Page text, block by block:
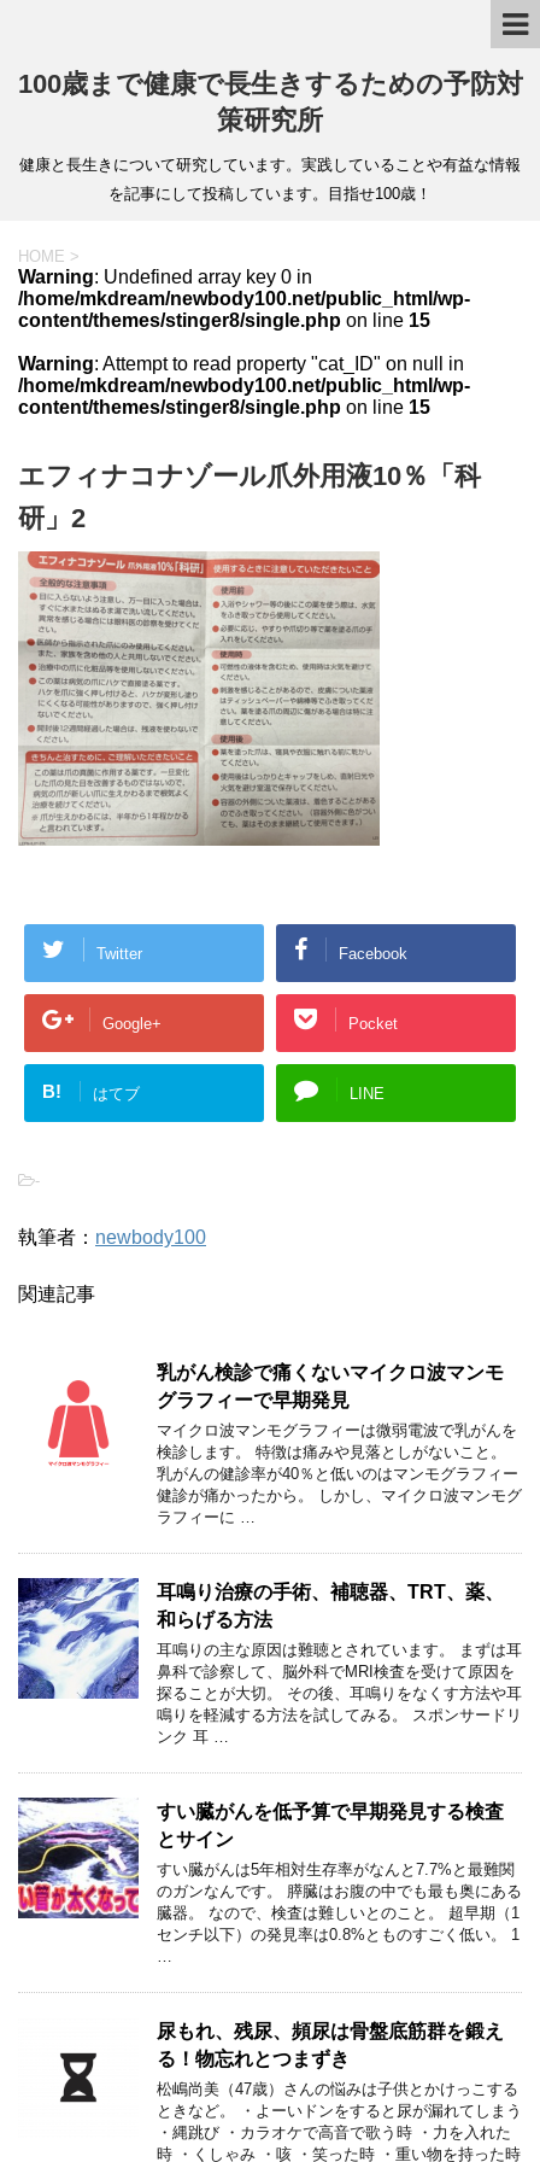
100歳まで健康で長生きするための予防対
策研究所
健康と長生きについて研究しています。実践していることや有益な情報
を記事にして投稿しています。目指せ100歳！
HOME >
Warning: Undefined array key 0 in
/home/mkdream/newbody100.net/public_html/wp-
content/themes/stinger8/single.php on line 15
Warning: Attempt to read property "cat_ID" on null in
/home/mkdream/newbody100.net/public_html/wp-
content/themes/stinger8/single.php on line 15
エフィナコナゾール爪外用液10％「科
研」2
Twitter Facebook
Google+ Pocket
B! はてブ LINE
-
執筆者： newbody100
関連記事
乳がん検診で痛くないマイクロ波マンモ
グラフィーで早期発見
マイクロ波マンモグラフィーは微弱電波で乳がんを
検診します。 特徴は痛みや見落としがないこと。
乳がんの健診率が40％と低いのはマンモグラフィー
健診が痛かったから。 しかし、マイクロ波マンモグ
ラフィーに …
耳鳴り治療の手術、補聴器、TRT、薬、
和らげる方法
耳鳴りの主な原因は難聴とされています。 まずは耳
鼻科で診察して、脳外科でMRI検査を受けて原因を
探ることが大切。 その後、耳鳴りをなくす方法や耳
鳴りを軽減する方法を試してみる。 スポンサードリ
ンク 耳 …
すい臓がんを低予算で早期発見する検査
とサイン
すい臓がんは5年相対生存率がなんと7.7%と最難関
のガンなんです。 膵臓はお腹の中でも最も奥にある
臓器。 なので、検査は難しいとのこと。 超早期（1
センチ以下）の発見率は0.8%とものすごく低い。 1
…
尿もれ、残尿、頻尿は骨盤底筋群を鍛え
る！物忘れとつまずき
松嶋尚美（47歳）さんの悩みは子供とかけっこする
ときなど。 ・よーいドンをすると尿が漏れてしまう
・縄跳び ・カラオケで高音で歌う時 ・力を入れた
時 ・くしゃみ ・咳 ・笑った時 ・重い物を持った時